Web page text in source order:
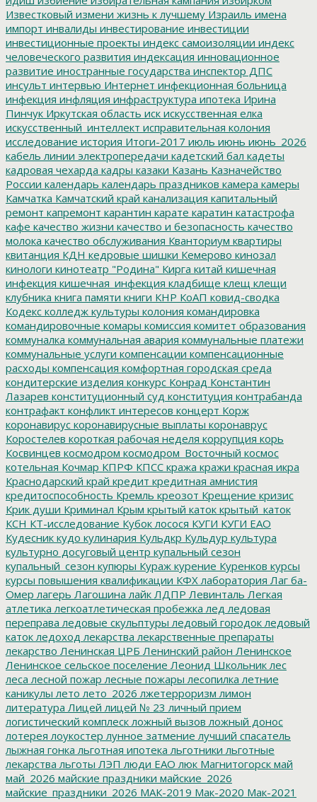
Известковый измени жизнь к лучшему Израиль имена
импорт инвалиды инвестирование инвестиции
инвестиционные проекты индекс самоизоляции индекс
человеческого развития индексация инновационное
развитие иностранные государства инспектор ДПС
инсульт интервью Интернет инфекционная больница
инфекция инфляция инфраструктура ипотека Ирина
Пинчук Иркутская область иск искусственная елка
искусственный_интеллект исправительная колония
исследование история Итоги-2017 июль июнь июнь_2026
кабель линии электропередачи кадетский бал кадеты
кадровая чехарда кадры казаки Казань Казначейство
России календарь календарь праздников камера камеры
Камчатка Камчатский край канализация капитальный
ремонт капремонт карантин карате каратин катастрофа
кафе качество жизни качество и безопасность качество
молока качество обслуживания Кванториум квартиры
квитанция КДН кедровые шишки Кемерово кинозал
кинологи кинотеатр "Родина" Кирга китай кишечная
инфекция кишечная_инфекция кладбище клещ клещи
клубника книга памяти книги КНР КоАП ковид-сводка
Кодекс колледж культуры колония командировка
командировочные комары комиссия комитет образования
коммуналка коммунальная авария коммунальные платежи
коммунальные услуги компенсации компенсационные
расходы компенсация комфортная городская среда
кондитерские изделия конкурс Конрад Константин
Лазарев конституционный суд конституция контрабанда
контрафакт конфликт интересов концерт Корж
коронавирус коронавирусные выплаты коронаврус
Коростелев короткая рабочая неделя коррупция корь
Косвинцев космодром космодром_Восточный космос
котельная Кочмар КПРФ КПСС кража кражи красная икра
Краснодарский край кредит кредитная амнистия
кредитоспособность Кремль креозот Крещение кризис
Крик души Криминал Крым крытый каток крытый_каток
КСН КТ-исследование Кубок лосося КУГИ КУГИ ЕАО
Кудесник кудо кулинария Кульдкр Кульдур культура
культурно досуговый центр купальный сезон
купальный_сезон купюры Кураж курение Куренков курсы
курсы повышения квалификации КФХ лаборатория Лаг ба-
Омер лагерь Лагошина лайк ЛДПР Левинталь Легкая
атлетика легкоатлетическая пробежка лед ледовая
переправа ледовые скульптуры ледовый городок ледовый
каток ледоход лекарства лекарственные препараты
лекарство Ленинская ЦРБ Ленинский район Ленинское
Ленинское сельское поселение Леонид Школьник лес
леса лесной пожар лесные пожары лесопилка летние
каникулы лето лето_2026 лжетерроризм лимон
литература Лицей лицей № 23 личный прием
логистический комплеск ложный вызов ложный донос
лотерея лоукостер лунное затмение лучший спасатель
лыжная гонка льготная ипотека льготники льготные
лекарства льготы ЛЭП люди ЕАО люк Магнитогорск май
май_2026 майские праздники майские_2026
майские_праздники_2026 МАК-2019 Мак-2020 Мак-2021